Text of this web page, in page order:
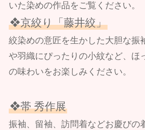
いた染めの作品をご覧ください。
❖京絞り「藤井絞」
絞染めの意匠を生かした大胆な振
や羽織にぴったりの小紋など、ほ
の味わいをお楽しみください。
❖帯 秀作展
振袖、留袖、訪問着などお慶びの